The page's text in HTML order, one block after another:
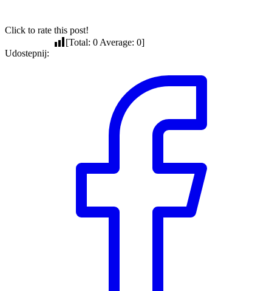
Click to rate this post!
[Total: 0 Average: 0]
Udostepnij: